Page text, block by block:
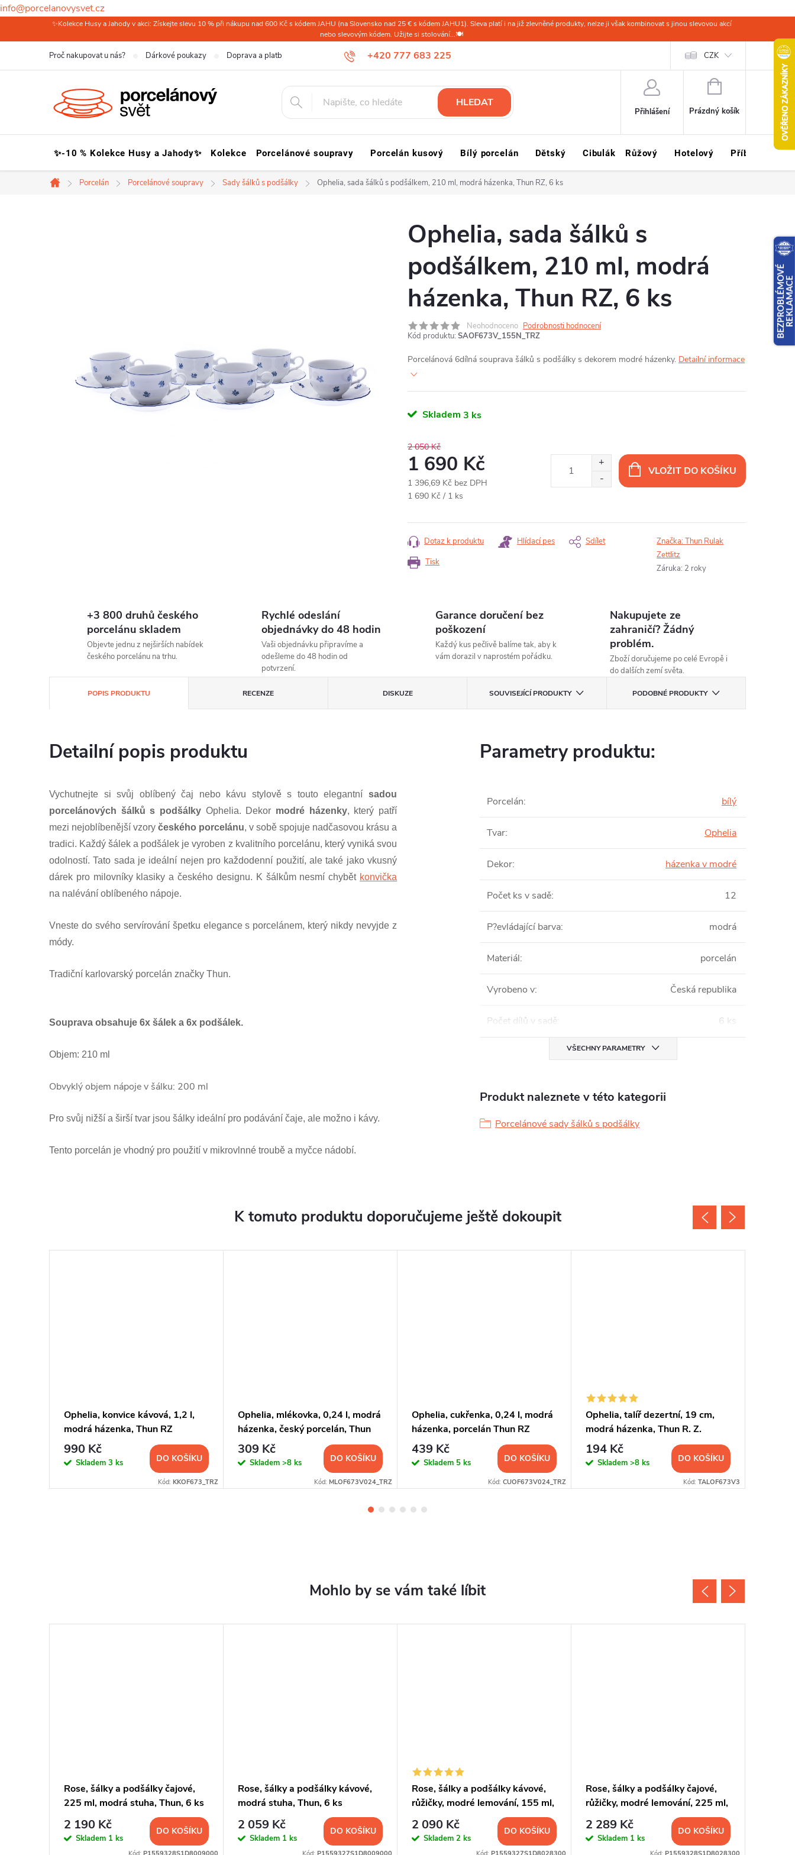
info@porcelanovysvet.cz
na
✨Kolekce Husy a Jahody v akci: Získejte slevu 10 % při nákupu nad 600 Kč s kódem JAHU (na Slovensko nad 25 € s kódem JAHU1). Sleva platí i na již zlevněné produkty, nelze ji však kombinovat s jinou slevovou akcí
nebo slevovým kódem. Užijte si stolování...🍽️
+420 777 683 225
Proč nakupovat u nás? Dárkové poukazy Doprava a platba ČR Doprava a platba Slovensko a svět Ochrana osobních údajů Kariéra
CZK
HLEDAT
Přihlášení
NÁKUPNÍ
Prázdný košík
✨-10 % Kolekce Husy a Jahody✨ Kolekce Porcelánové soupravy Porcelán kusový Bílý porcelán Dětský Cibulák Růžový Hotelový Příbory Sklo
Domů
Porcelán Porcelánové soupravy Sady šálků s podšálky Ophelia, sada šálků s podšálkem, 210 ml, modrá házenka, Thun RZ, 6 ks
Ophelia, sada šálků s
podšálkem, 210 ml, modrá
házenka, Thun RZ, 6 ks
Neohodnoceno Podrobnosti hodnocení
Kód produktu: SAOF673V_155N_TRZ
Porcelánová 6dílná souprava šálků s podšálky s dekorem modré házenky. Detailní informace
Skladem 3 ks
2 050 Kč
1 690 Kč
1 396,69 Kč bez DPH
Měrná
1 690 Kč / 1 ks
VLOŽIT DO KOŠÍKU
Tisk
Dotaz k produktu Hlídací pes Sdílet Značka:Thun Rulak
Zettlitz
Záruka: 2 roky
+3 800 druhů českého
porcelánu skladem
Objevte jednu z nejširších nabídek
českého porcelánu na trhu.
Rychlé odeslání
objednávky do 48 hodin
Vaši objednávku připravíme a
odešleme do 48 hodin od
potvrzení.
Garance doručení bez
poškození
Každý kus pečlivě balíme tak, aby k
vám dorazil v naprostém pořádku.
Nakupujete ze
zahraničí? Žádný
problém.
Zboží doručujeme po celé Evropě i
do dalších zemí světa.
POPIS PRODUKTU RECENZE DISKUZE SOUVISEJÍCÍ PRODUKTY PODOBNÉ PRODUKTY
Detailní popis produktu
Vychutnejte si svůj oblíbený čaj nebo kávu stylově s touto elegantní sadou
porcelánových šálků s podšálky Ophelia. Dekor modré házenky, který patří
mezi nejoblíbenější vzory českého porcelánu, v sobě spojuje nadčasovou krásu a
tradici. Každý šálek a podšálek je vyroben z kvalitního porcelánu, který vyniká svou
odolností. Tato sada je ideální nejen pro každodenní použití, ale také jako vkusný
dárek pro milovníky klasiky a českého designu. K šálkům nesmí chybět konvička
na nalévání oblíbeného nápoje.
Vneste do svého servírování špetku elegance s porcelánem, který nikdy nevyjde z
módy.
Tradiční karlovarský porcelán značky Thun.
Souprava obsahuje 6x šálek a 6x podšálek.
Objem: 210 ml
Obvyklý objem nápoje v šálku: 200 ml
Pro svůj nižší a širší tvar jsou šálky ideální pro podávání čaje, ale možno i kávy.
Tento porcelán je vhodný pro použití v mikrovlnné troubě a myčce nádobí.
Parametry produktu:
Porcelán: bílý
Tvar: Ophelia
Dekor: házenka v modré
Počet ks v sadě: 12
P?evládající barva: modrá
Materiál: porcelán
Vyrobeno v: Česká republika
Počet dílů v sadě: 6 ks
VŠECHNY PARAMETRY
Produkt naleznete v této kategorii
Porcelánové sady šálků s podšálky
K tomuto produktu doporučujeme ještě dokoupit
Ophelia, konvice kávová, 1,2 l,
modrá házenka, Thun RZ
990 Kč
Skladem 3 ks DO KOŠÍKU
Kód: KKOF673_TRZ
Ophelia, mlékovka, 0,24 l, modrá
házenka, český porcelán, Thun
RZ
309 Kč
Skladem >8 ks DO KOŠÍKU
Kód: MLOF673V024_TRZ
Ophelia, cukřenka, 0,24 l, modrá
házenka, porcelán Thun RZ
439 Kč
Skladem 5 ks DO KOŠÍKU
Kód: CUOF673V024_TRZ
Ophelia, talíř dezertní, 19 cm,
modrá házenka, Thun R. Z.
194 Kč
Skladem >8 ks DO KOŠÍKU
Kód: TALOF673V3
Rose, šálky a podšálky čajové,
225 ml, modrá stuha, Thun, 6 ks
2 190 Kč
Skladem 1 ks
DO KOŠÍKU
Rose, šálky a podšálky kávové,
modrá stuha, Thun, 6 ks
2 059 Kč
Skladem 1 ks
DO KOŠÍKU
Rose, šálky a podšálky kávové,
růžičky, modré lemování, 155 ml,
Thun, 6 ks
2 090 Kč
Skladem 2 ks
DO KOŠÍKU
Rose, šálky a podšálky čajové,
růžičky, modré lemování, 225 ml,
Thun, 6 ks
2 289 Kč
Skladem 1 ks
DO KOŠÍKU